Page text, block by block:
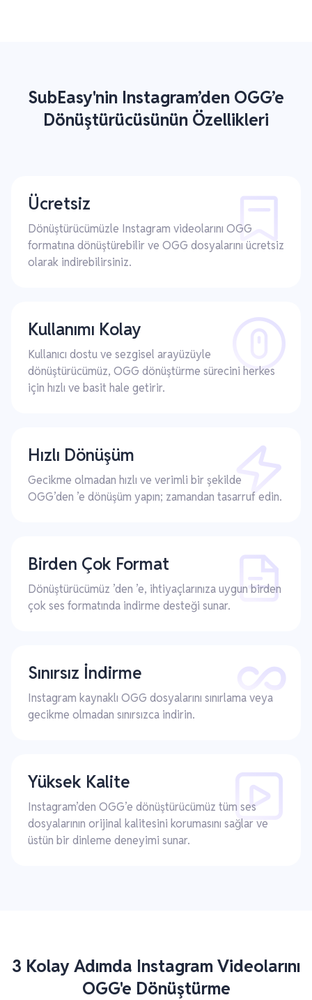
SubEasy'nin Instagram’den OGG’e
Dönüştürücüsünün Özellikleri
Ücretsiz
Dönüştürücümüzle Instagram videolarını OGG
formatına dönüştürebilir ve OGG dosyalarını ücretsiz
olarak indirebilirsiniz.
Kullanımı Kolay
Kullanıcı dostu ve sezgisel arayüzüyle
dönüştürücümüz, OGG dönüştürme sürecini herkes
için hızlı ve basit hale getirir.
Hızlı Dönüşüm
Gecikme olmadan hızlı ve verimli bir şekilde
OGG’den ’e dönüşüm yapın; zamandan tasarruf edin.
Birden Çok Format
Dönüştürücümüz ’den ’e, ihtiyaçlarınıza uygun birden
çok ses formatında indirme desteği sunar.
Sınırsız İndirme
Instagram kaynaklı OGG dosyalarını sınırlama veya
gecikme olmadan sınırsızca indirin.
Yüksek Kalite
Instagram’den OGG’e dönüştürücümüz tüm ses
dosyalarının orijinal kalitesini korumasını sağlar ve
üstün bir dinleme deneyimi sunar.
3 Kolay Adımda Instagram Videolarını
OGG'e Dönüştürme